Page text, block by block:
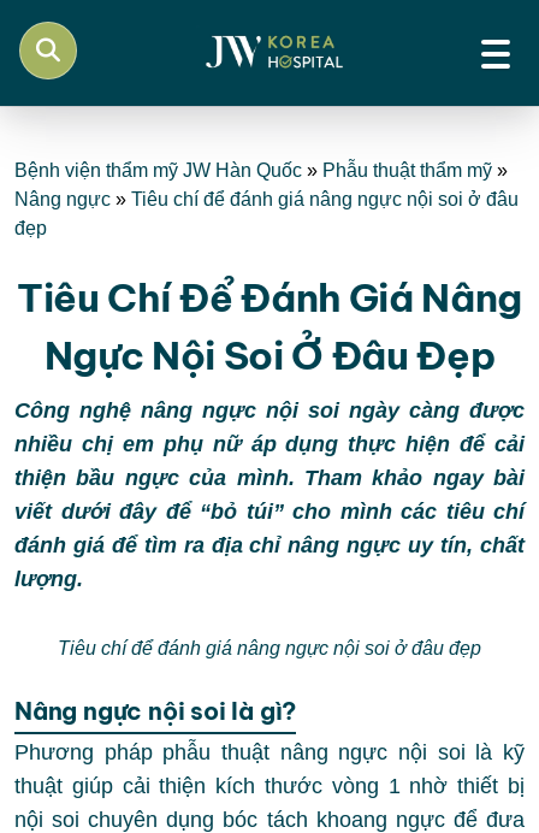
Bệnh viện thẩm mỹ JW Hàn Quốc » Phẫu thuật thẩm mỹ »
Nâng ngực » Tiêu chí để đánh giá nâng ngực nội soi ở đâu
đẹp
Tiêu Chí Để Đánh Giá Nâng
Ngực Nội Soi Ở Đâu Đẹp
Công nghệ nâng ngực nội soi ngày càng được
nhiều chị em phụ nữ áp dụng thực hiện để cải
thiện bầu ngực của mình. Tham khảo ngay bài
viết dưới đây để “bỏ túi” cho mình các tiêu chí
đánh giá để tìm ra địa chỉ nâng ngực uy tín, chất
lượng.
Tiêu chí để đánh giá nâng ngực nội soi ở đâu đẹp
Nâng ngực nội soi là gì?
Phương pháp phẫu thuật nâng ngực nội soi là kỹ
thuật giúp cải thiện kích thước vòng 1 nhờ thiết bị
nội soi chuyên dụng bóc tách khoang ngực để đưa